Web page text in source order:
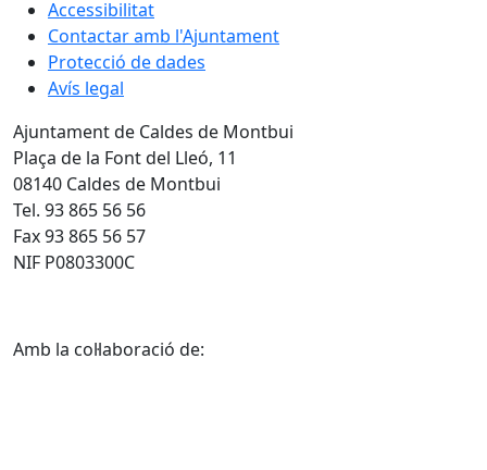
Accessibilitat
Contactar amb l'Ajuntament
Protecció de dades
Avís legal
Ajuntament de Caldes de Montbui
Plaça de la Font del Lleó, 11
08140 Caldes de Montbui
Tel. 93 865 56 56
Fax 93 865 56 57
NIF P0803300C
Amb la col·laboració de: